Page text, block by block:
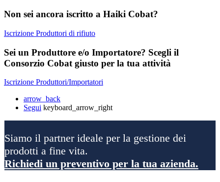
Non sei ancora iscritto a Haiki Cobat?
Iscrizione Produttori di rifiuto
Sei un Produttore e/o Importatore? Scegli il
Consorzio Cobat giusto per la tua attività
Iscrizione Produttori/Importatori
arrow_back
Segui keyboard_arrow_right
Siamo il partner ideale per la gestione dei
prodotti a fine vita.
Richiedi un preventivo per la tua azienda.